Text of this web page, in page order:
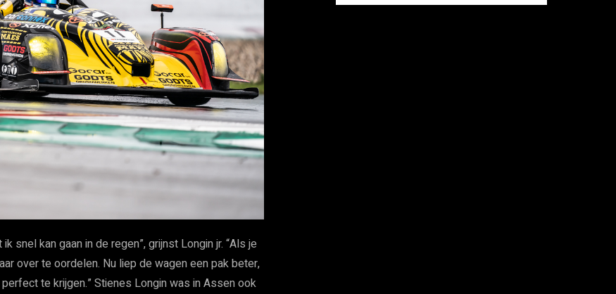
snel kan gaan in de regen”, grijnst Longin jr. “Als je
over te oordelen. Nu liep de wagen een pak beter,
te krijgen.” Stienes Longin was in Assen ook